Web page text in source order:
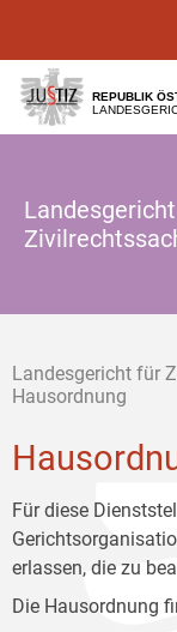
[1]
[2]
[3]
REPUBLIK
Landesgericht für
Hausordnung
Für diese
erlassen, die zu
Die Hausordnung